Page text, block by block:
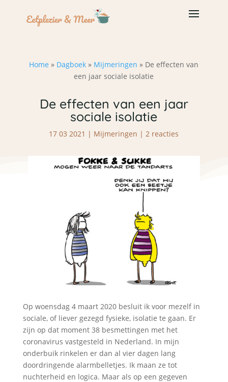
Home » Dagboek » Mijmeringen » De effecten van
een jaar sociale isolatie
De effecten van een jaar
sociale isolatie
17 03 2021 | Mijmeringen |2 reacties
Op woensdag 4 maart 2020 besluit ik voor mezelf in
sociale, of liever gezegd fysieke, isolatie te gaan. Er
zijn op dat moment 38 besmettingen met het
coronavirus vastgesteld in Nederland. In mijn
onderbuik rinkelen er dan al vier dagen lang
doordringende alarmbelletjes. Ik maan ze tot
nuchterheid en logica. Maar als op een gegeven